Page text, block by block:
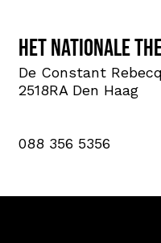
Het Nationale
De Constant
2518RA Den Haag
088 356 5356